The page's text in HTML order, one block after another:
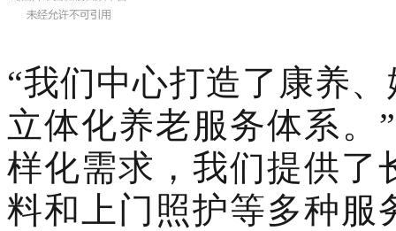
“我们中心打造了康养
立体化养老服务体系。
样化需求，我们提供了
料和上门照护等多种服